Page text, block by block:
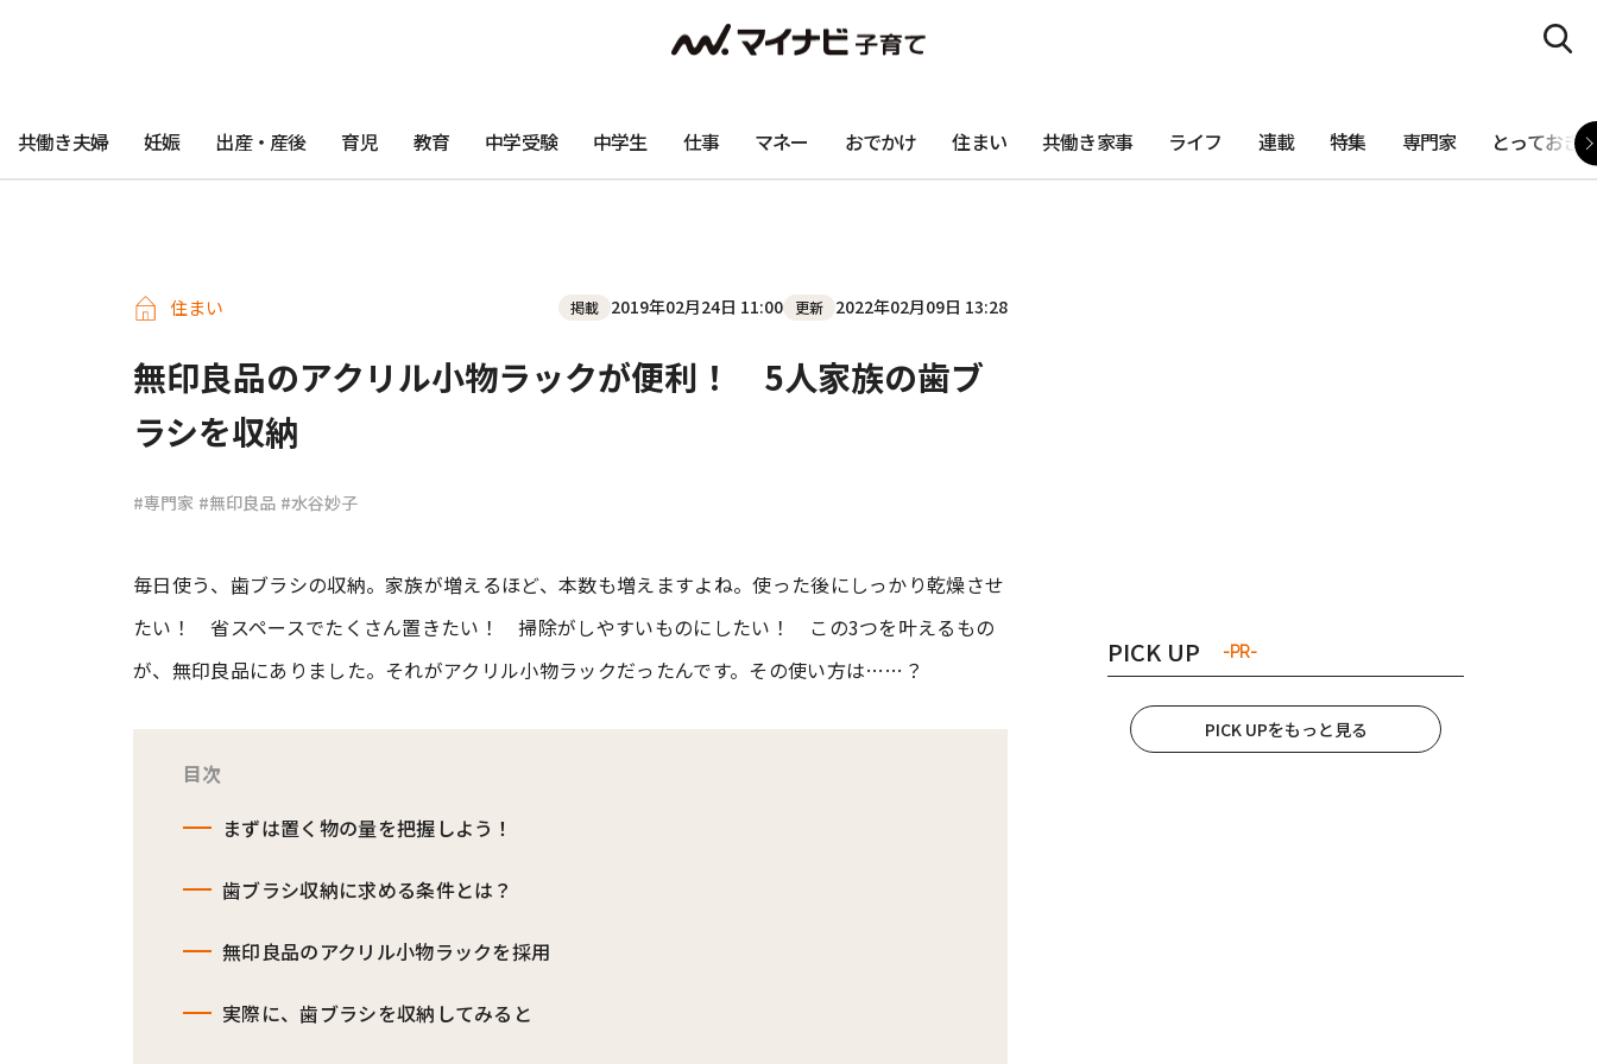
共働き夫婦 妊娠 出産・産後 育児 教育 中学受験 中学生 仕事 マネー おでかけ 住まい 共働き家事 ライフ 連載 特集 専門家 とっておき
住まい 掲載 2019年02月24日 11:00 更新 2022年02月09日 13:28
無印良品のアクリル小物ラックが便利！ 5人家族の歯ブ
ラシを収納
#専門家 #無印良品 #水谷妙子
毎日使う、歯ブラシの収納。家族が増えるほど、本数も増えますよね。使った後にしっかり乾燥させ
たい！ 省スペースでたくさん置きたい！ 掃除がしやすいものにしたい！ この3つを叶えるもの
が、無印良品にありました。それがアクリル小物ラックだったんです。その使い方は……？
目次
まずは置く物の量を把握しよう！
歯ブラシ収納に求める条件とは？
無印良品のアクリル小物ラックを採用
実際に、歯ブラシを収納してみると
PICK UP -PR-
PICK UPをもっと見る